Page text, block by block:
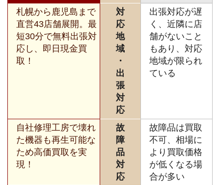
札幌から鹿児島まで
直営43店舗展開。最
短30分で無料出張対
応し、即日現金買
取！
対
応
地
域
・
出
張
対
応
出張対応が遅
く、近隣に店
舗がないこと
もあり、対応
地域が限られ
ている
自社修理工房で壊れ
た機器も再生可能な
ため高価買取を実
現！
故
障
品
対
応
故障品は買取
不可、相場に
より買取価格
が低くなる場
合が多い